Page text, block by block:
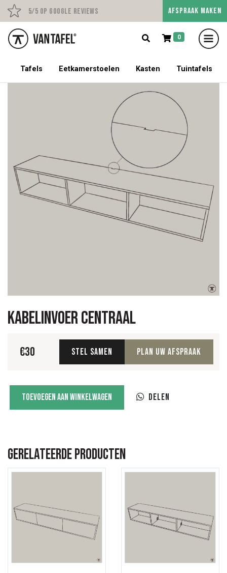
5/5 op Google Reviews Persoonlijk advies op
AFSPRAAK MAKEN
0
5% korting op een tafel met stoelen!
Tafels Eetkamerstoelen Kasten Tuintafels
Kabelinvoer centraal
€30 Stel samen Plan uw afspraak
centraal
aantal
Toevoegen aan winkelwagen Delen
Gerelateerde producten